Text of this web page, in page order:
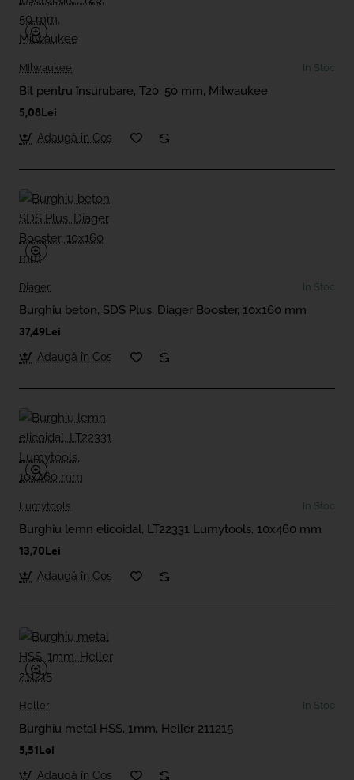
Milwaukee In Stoc
Bit pentru înșurubare, T20, 50 mm, Milwaukee
5,08Lei
Adaugă în Coş
Diager In Stoc
Burghiu beton, SDS Plus, Diager Booster, 10x160 mm
37,49Lei
Adaugă în Coş
Lumytools In Stoc
Burghiu lemn elicoidal, LT22331 Lumytools, 10x460 mm
13,70Lei
Adaugă în Coş
Heller In Stoc
Burghiu metal HSS, 1mm, Heller 211215
5,51Lei
Adaugă în Coş